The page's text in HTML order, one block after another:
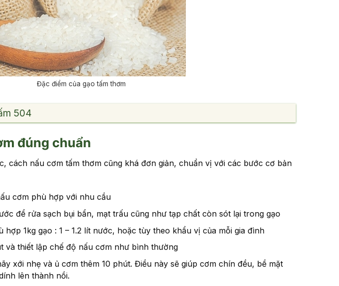
Đặc điểm của gạo tấm thơm
504
đúng chuẩn
cách nấu cơm tấm thơm cũng khá đơn giản, chuẩn vị với các bước cơ bản
cơm phù hợp với nhu cầu
để rửa sạch bụi bẩn, mạt trấu cũng như tạp chất còn sót lại trong gạo
1kg gạo : 1 – 1.2 lít nước, hoặc tùy theo khẩu vị của mỗi gia đình
và thiết lập chế độ nấu cơm như bình thường
xới nhẹ và ủ cơm thêm 10 phút. Điều này sẽ giúp cơm chín đều, bề mặt
lên thành nồi.